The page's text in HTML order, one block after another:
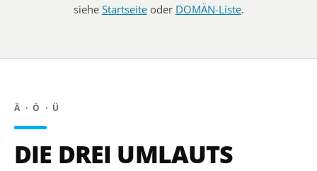
siehe Startseiteoder DOMÄN-Liste.
Ä · Ö · Ü
DIE DREI UMLAUTS